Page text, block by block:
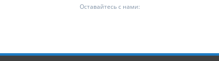
Оставайтесь с нами: